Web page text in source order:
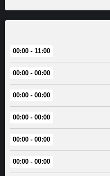
11:00 - 00:00
00:00 - 00:00
00:00 - 00:00
00:00 - 00:00
00:00 - 00:00
00:00 - 00:00